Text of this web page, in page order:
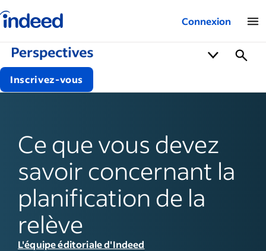
Indeed – Entreprises Connexion
Inscrivez-vous
Ce que vous devez
savoir concernant la
planification de la
relève
L'équipe éditoriale d'Indeed